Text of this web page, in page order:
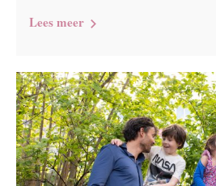
Lees meer